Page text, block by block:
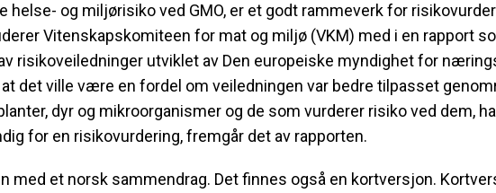
helse- og miljørisiko ved GMO, er et godt rammeverk for
Vitenskapskomiteen for mat og miljø (VKM) med i en rapport
risikoveiledninger utviklet av Den europeiske myndighet for
det ville være en fordel om veiledningen var bedre tilpasset
dyr og mikroorganismer og de som vurderer risiko ved dem,
for en risikovurdering, fremgår det av rapporten.
med et norsk sammendrag. Det finnes også en kortversjon.